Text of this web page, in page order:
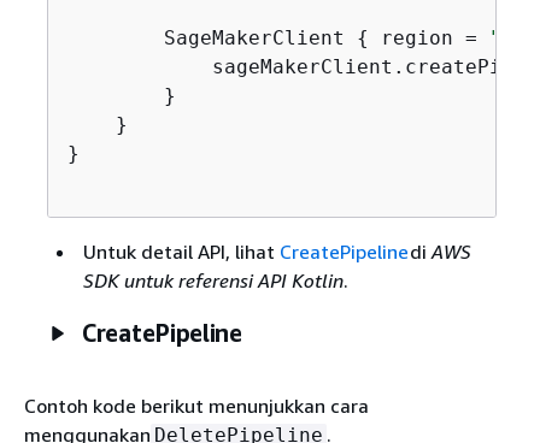
        SageMakerClient
{ region =
        }
    }
}
Untuk detail API, lihat CreatePipelinediAWS
SDK untuk referensi API Kotlin.
CreatePipeline
Contoh kode berikut menunjukkan cara
menggunakan DeletePipeline .